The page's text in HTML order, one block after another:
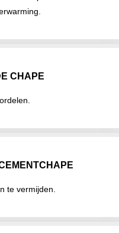
CHAPE
te vermijden.